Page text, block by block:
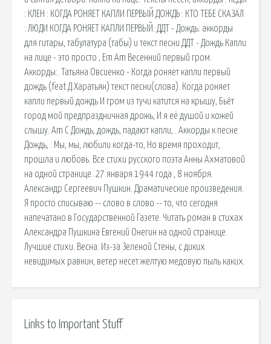
: КЛЕН : КОГДА РОНЯЕТ КАПЛИ ПЕРВЫЙ ДОЖДЬ : КТО ТЕБЕ СКАЗАЛ
: ЛЮДИ КОГДА РОНЯЕТ КАПЛИ ПЕРВЫЙ. ДДТ - Дождь: аккорды
для гитары, табулатура (табы) и текст песни ДДТ - Дождь Капли
на лице - это просто , Em Am Весенний первый гром.
Аккорды:. Татьяна Овсиенко - Когда роняет капли первый
дождь (feat Д.Харатьян) текст песни(слова). Когда роняет
капли первый дождь И гром из тучи катится на крышу, Бьёт
город мой предпраздничная дрожь, И я её душой и кожей
слышу. Am C Дождь, дождь, падают капли, . Аккорды к песне
Дождь, . Мы, мы, любили когда-то, Но время проходит,
прошла и любовь. Все стихи русского поэта Анны Ахматовой
на одной странице. 27 января 1944 года , 8 ноября.
Александр Сергеевич Пушкин. Драматические произведения.
Я просто списываю -- слово в слово -- то, что сегодня
напечатано в Государственной Газете. Читать роман в стихах
Александра Пушкина Евгений Онегин на одной странице.
Лучшие стихи. Весна. Из-за Зеленой Стены, с диких
невидимых равнин, ветер несет желтую медовую пыль каких.
Links to Important Stuff